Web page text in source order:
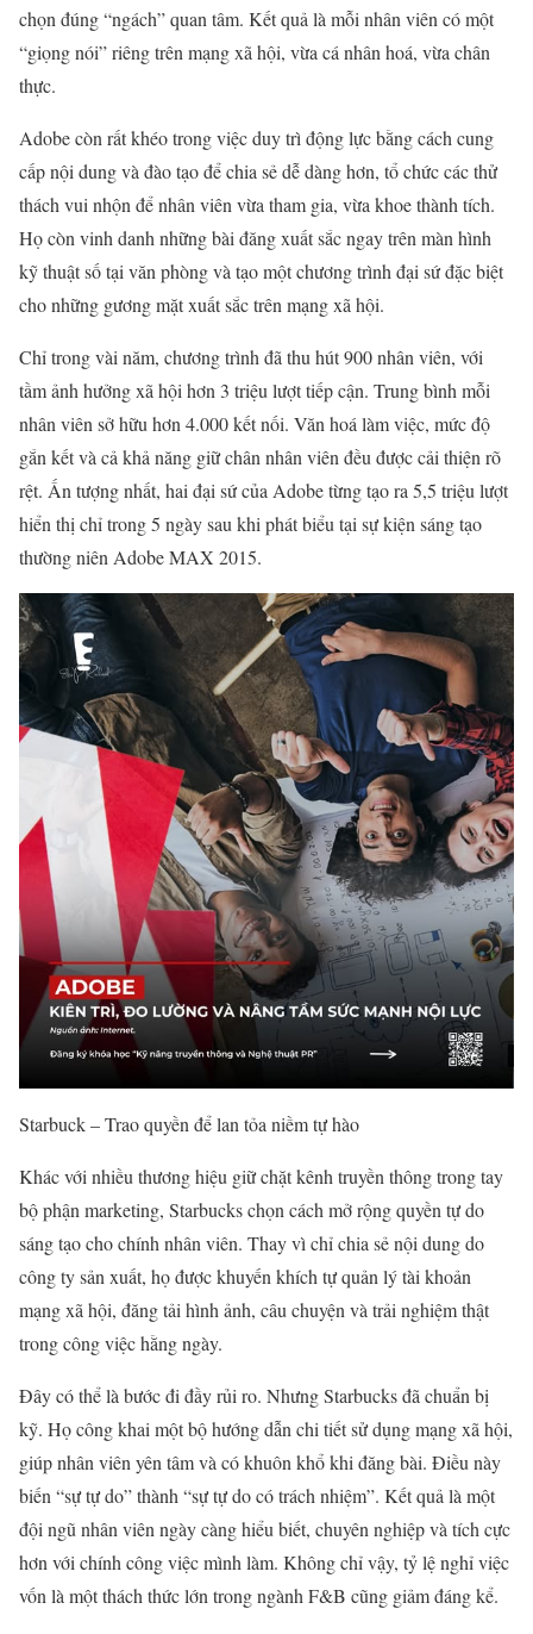
chọn đúng “ngách” quan tâm. Kết quả là mỗi nhân viên có một
“giọng nói” riêng trên mạng xã hội, vừa cá nhân hoá, vừa chân
thực.
Adobe còn rất khéo trong việc duy trì động lực bằng cách cung
cấp nội dung và đào tạo để chia sẻ dễ dàng hơn, tổ chức các thử
thách vui nhộn để nhân viên vừa tham gia, vừa khoe thành tích.
Họ còn vinh danh những bài đăng xuất sắc ngay trên màn hình
kỹ thuật số tại văn phòng và tạo một chương trình đại sứ đặc biệt
cho những gương mặt xuất sắc trên mạng xã hội.
Chỉ trong vài năm, chương trình đã thu hút 900 nhân viên, với
tầm ảnh hưởng xã hội hơn 3 triệu lượt tiếp cận. Trung bình mỗi
nhân viên sở hữu hơn 4.000 kết nối. Văn hoá làm việc, mức độ
gắn kết và cả khả năng giữ chân nhân viên đều được cải thiện rõ
rệt. Ấn tượng nhất, hai đại sứ của Adobe từng tạo ra 5,5 triệu lượt
hiển thị chỉ trong 5 ngày sau khi phát biểu tại sự kiện sáng tạo
thường niên Adobe MAX 2015.
Starbuck – Trao quyền để lan tỏa niềm tự hào
Khác với nhiều thương hiệu giữ chặt kênh truyền thông trong tay
bộ phận marketing, Starbucks chọn cách mở rộng quyền tự do
sáng tạo cho chính nhân viên. Thay vì chỉ chia sẻ nội dung do
công ty sản xuất, họ được khuyến khích tự quản lý tài khoản
mạng xã hội, đăng tải hình ảnh, câu chuyện và trải nghiệm thật
trong công việc hằng ngày.
Đây có thể là bước đi đầy rủi ro. Nhưng Starbucks đã chuẩn bị
kỹ. Họ công khai một bộ hướng dẫn chi tiết sử dụng mạng xã hội,
giúp nhân viên yên tâm và có khuôn khổ khi đăng bài. Điều này
biến “sự tự do” thành “sự tự do có trách nhiệm”. Kết quả là một
đội ngũ nhân viên ngày càng hiểu biết, chuyên nghiệp và tích cực
hơn với chính công việc mình làm. Không chỉ vậy, tỷ lệ nghỉ việc
vốn là một thách thức lớn trong ngành F&B cũng giảm đáng kể.